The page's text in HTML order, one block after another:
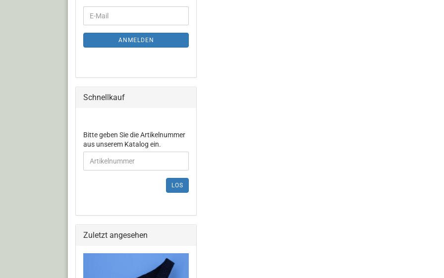
ANMELDEN
Schnellkauf
Bitte geben Sie die Artikelnummer
aus unserem Katalog ein.
LOS
Zuletzt angesehen